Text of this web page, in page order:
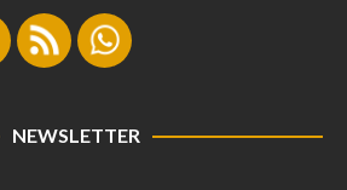
NEWSLETTER